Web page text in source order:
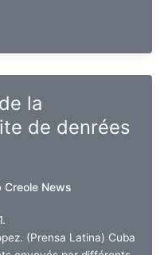
la
de denrées
Creole News
(Prensa Latina) Cuba